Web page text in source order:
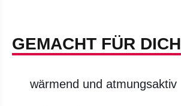
GEMACHT FÜR DICH
wärmend und atmungsaktiv